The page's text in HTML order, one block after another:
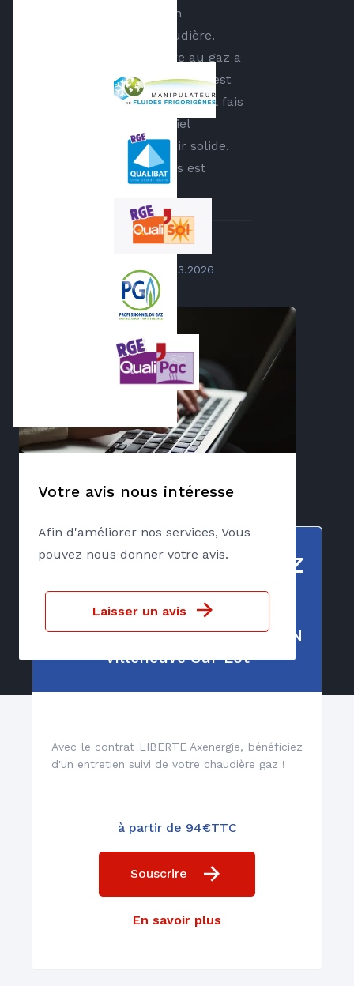
Chaudière GAZ
Contrat LIBERTE GAZ
Choisir le contrat LIBERTE
chaudière gaz avec SARL COMIN
Villeneuve Sur Lot
Avec le contrat LIBERTE Axenergie, bénéficiez
d'un entretien suivi de votre chaudière gaz !
à partir de 94€TTC
Souscrire
En savoir plus
fais appel à eux pour un
changement de de chaudière.
Passage d'une chaudière au gaz a
une pompe a chaleur. Tout c'est
bien passé, les techniciens ont fais
du bon travail, le matériel
fonctionne bien est a l'air solide.
Petit plus la PAC Arkteos est
...
Aymen Khriessle 06.03.2026
Votre avis nous intéresse
Afin d'améliorer nos services, Vous
pouvez nous donner votre avis.
Laisser un avis
Installation et